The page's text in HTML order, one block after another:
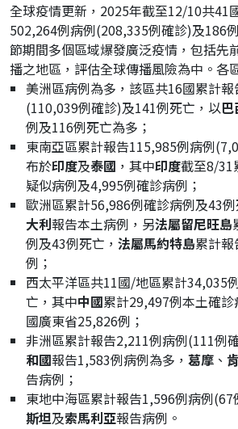
全球疫情更新，2025年截至12/10共41
502,264例病例(208,335例確診)及186
節期間多個區域爆發廣泛疫情，包括先
播之地區，評估全球傳播風險為中。各
美洲區病例為多，該區共16國累計
(110,039例確診)及141例死亡，以
例及116例死亡為多；
東南亞區累計報告115,985例病例
布於印度及泰國 ，其中印度截至8/31
疑似病例及4,995例確診病例；
歐洲區累計56,986例確診病例及43
大利報告本土病例，另法屬留尼旺島
例及43例死亡， 法屬馬約特島累計
例；
西太平洋區共11國/地區累計34,035
亡，其中中國累計29,497例本土確
國廣東省25,826例；
非洲區累計報告2,211例病例(111例
和國報告1,583例病例為多， 葛摩 、
告病例；
東地中海區累計報告1,596例病例(67
斯坦及索馬利亞報告病例。